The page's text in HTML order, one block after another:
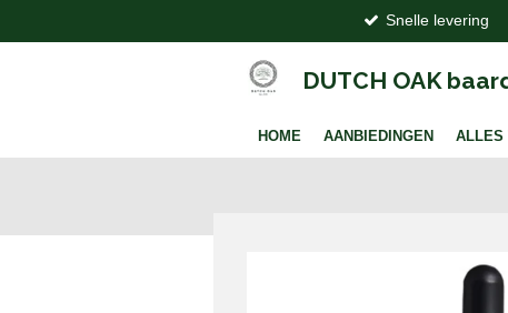
direct
Snelle levering
DUTCH OAK
HOME AANBIEDINGEN ALLES